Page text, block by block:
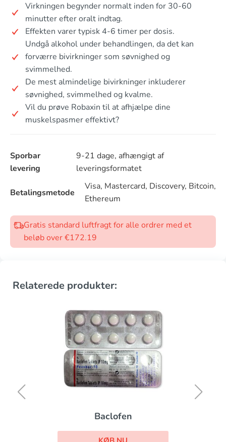
Virkningen begynder normalt inden for 30-60
minutter efter oralt indtag.
Effekten varer typisk 4-6 timer per dosis.
Undgå alkohol under behandlingen, da det kan
forværre bivirkninger som søvnighed og
svimmelhed.
De mest almindelige bivirkninger inkluderer
søvnighed, svimmelhed og kvalme.
Vil du prøve Robaxin til at afhjælpe dine
muskelspasmer effektivt?
Sporbar
levering
9-21 dage, afhængigt af
leveringsformatet
Betalingsmetode
Visa, Mastercard, Discovery, Bitcoin,
Ethereum
Gratis standard luftfragt for alle ordrer med et
beløb over €172.19
Relaterede produkter: